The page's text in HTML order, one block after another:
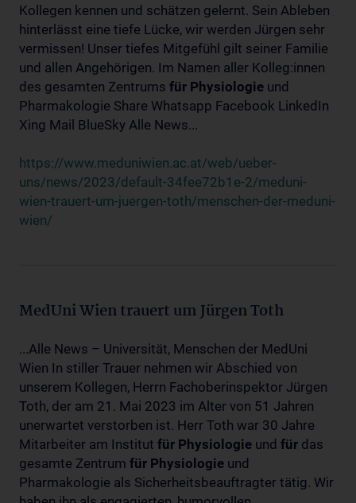
Kollegen kennen und schätzen gelernt. Sein Ableben
hinterlässt eine tiefe Lücke, wir werden Jürgen sehr
vermissen! Unser tiefes Mitgefühl gilt seiner Familie
und allen Angehörigen. Im Namen aller Kolleg:innen
des gesamten Zentrums für Physiologie und
Pharmakologie Share Whatsapp Facebook LinkedIn
Xing Mail BlueSky Alle News...
https://www.meduniwien.ac.at/web/ueber-
uns/news/2023/default-34fee72b1e-2/meduni-
wien-trauert-um-juergen-toth/menschen-der-meduni-
wien/
MedUni Wien trauert um Jürgen Toth
...Alle News – Universität, Menschen der MedUni
Wien In stiller Trauer nehmen wir Abschied von
unserem Kollegen, Herrn Fachoberinspektor Jürgen
Toth, der am 21. Mai 2023 im Alter von 51 Jahren
unerwartet verstorben ist. Herr Toth war 30 Jahre
Mitarbeiter am Institut für Physiologie und für das
gesamte Zentrum für Physiologie und
Pharmakologie als Sicherheitsbeauftragter tätig. Wir